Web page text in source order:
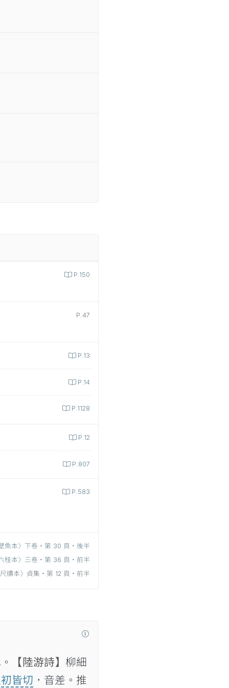
P.150
P.47
P.13
P.14
P.1128
P.12
P.807
P.583
魚本〉下卷‧第 30 頁‧後半
桂本〉三卷‧第 36 頁‧前半
牘本〉貞集‧第 12 頁‧前半
【陸游詩】 柳細
初皆切 ，音差。推